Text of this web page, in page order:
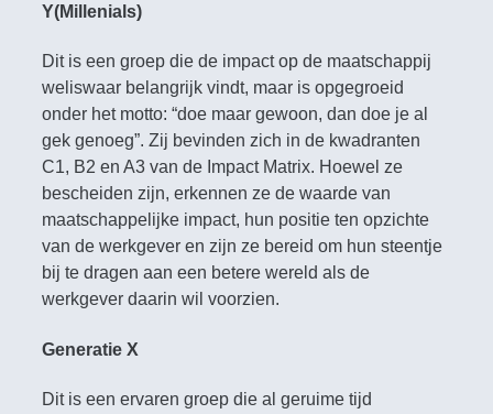
Y(Millenials)
Dit is een groep die de impact op de maatschappij
weliswaar belangrijk vindt, maar is opgegroeid
onder het motto: “doe maar gewoon, dan doe je al
gek genoeg”. Zij bevinden zich in de kwadranten
C1, B2 en A3 van de Impact Matrix. Hoewel ze
bescheiden zijn, erkennen ze de waarde van
maatschappelijke impact, hun positie ten opzichte
van de werkgever en zijn ze bereid om hun steentje
bij te dragen aan een betere wereld als de
werkgever daarin wil voorzien.
Generatie X
Dit is een ervaren groep die al geruime tijd